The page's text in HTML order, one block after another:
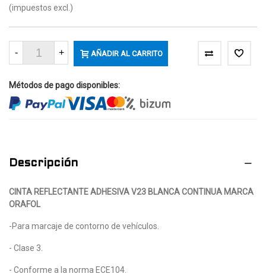
(impuestos excl.)
- + AÑADIR AL CARRITO
Métodos de pago disponibles:
Descripción
CINTA REFLECTANTE ADHESIVA V23 BLANCA CONTINUA MARCA
ORAFOL
-Para marcaje de contorno de vehículos.
- Clase 3.
- Conforme a la norma ECE104.